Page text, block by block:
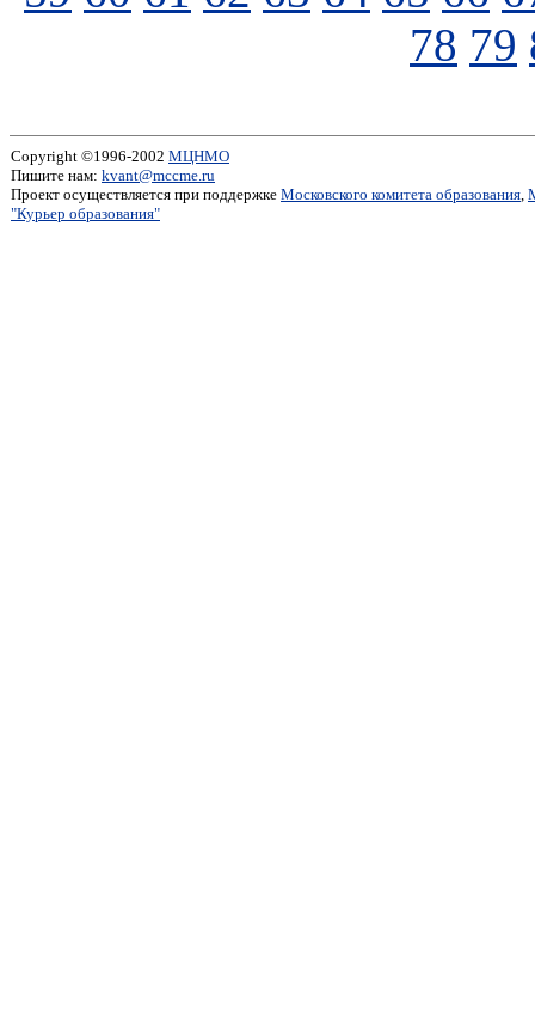
78 79
Copyright ©1996-2002 МЦНМО
Пишите нам: kvant@mccme.ru
Проект осуществляется при поддержке Московского комитета образования,
"Курьер образования"